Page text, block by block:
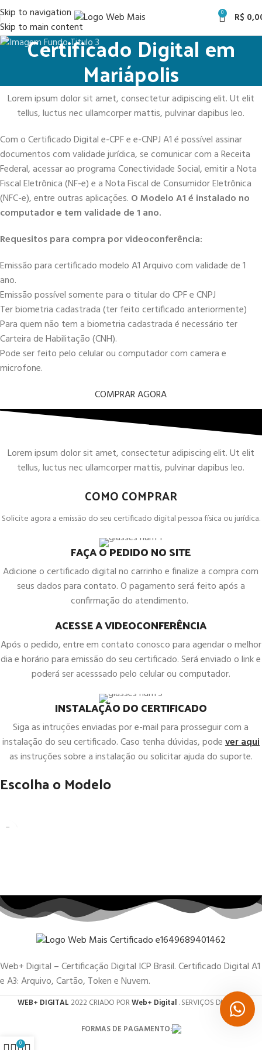
Skip to navigation
Skip to main content
0 R$
Certificado Digital em
Mariápolis
Lorem ipsum dolor sit amet, consectetur adipiscing elit. Ut elit
tellus, luctus nec ullamcorper mattis, pulvinar dapibus leo.
Com o Certificado Digital e-CPF e e-CNPJ A1 é possível assinar
documentos com validade jurídica, se comunicar com a Receita
Federal, acessar ao programa Conectividade Social, emitir a Nota
Fiscal Eletrônica (NF-e) e a Nota Fiscal de Consumidor Eletrônica
(NFC-e), entre outras aplicações. O Modelo A1 é instalado no
computador e tem validade de 1 ano.
Requesitos para compra por videoconferência:
Emissão para certificado modelo A1 Arquivo com validade de 1
ano.
Emissão possível somente para o titular do CPF e CNPJ
Ter biometria cadastrada (ter feito certificado anteriormente)
Para quem não tem a biometria cadastrada é necessário ter
Carteira de Habilitação (CNH).
Pode ser feito pelo celular ou computador com camera e
microfone.
COMPRAR AGORA
Lorem ipsum dolor sit amet, consectetur adipiscing elit. Ut elit
tellus, luctus nec ullamcorper mattis, pulvinar dapibus leo.
COMO COMPRAR
Solicite agora a emissão do seu certificado digital pessoa física ou jurídica.
FAÇA O PEDIDO NO SITE
Adicione o certificado digital no carrinho e finalize a compra com
seus dados para contato. O pagamento será feito após a
confirmação do atendimento.
ACESSE A VIDEOCONFERÊNCIA
Após o pedido, entre em contato conosco para agendar o melhor
dia e horário para emissão do seu certificado. Será enviado o link e
poderá ser acesssado pelo celular ou computador.
INSTALAÇÃO DO CERTIFICADO
Siga as intruções enviadas por e-mail para prosseguir com a
instalação do seu certificado. Caso tenha dúvidas, podever aqui
as instruções sobre a instalação ou solicitar ajuda do suporte.
Escolha o Modelo
Web+ Digital – Certificação Digital ICP Brasil. Certificado Digital A1
e A3: Arquivo, Cartão, Token e Nuvem.
WEB+ DIGITAL 2022 CRIADO PORWeb+ Digital. SERVIÇOS DIGITAIS.
FORMAS DE PAGAMENTO:
0